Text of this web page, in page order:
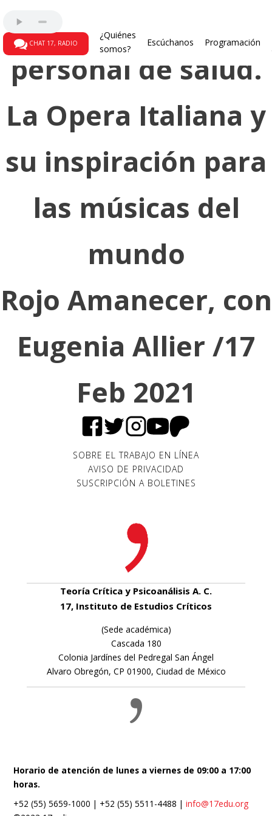
CHAT 17, RADIO
¿Quiénes
somos?
Escúchanos Programación
Reconocimiento al
personal de salud.
La Opera Italiana y
su inspiración para
las músicas del
mundo
Rojo Amanecer, con
Eugenia Allier /17
Feb 2021
SOBRE EL TRABAJO EN LÍNEA
AVISO DE PRIVACIDAD
SUSCRIPCIÓN A BOLETINES
Teoría Crítica y Psicoanálisis A. C.
17, Instituto de Estudios Críticos
(Sede académica)
Cascada 180
Colonia Jardínes del Pedregal San Ángel
Alvaro Obregón, CP 01900, Ciudad de México
Horario de atención de lunes a viernes de 09:00 a 17:00
horas.
+52 (55) 5659-1000 | +52 (55) 5511-4488 |info@17edu.org